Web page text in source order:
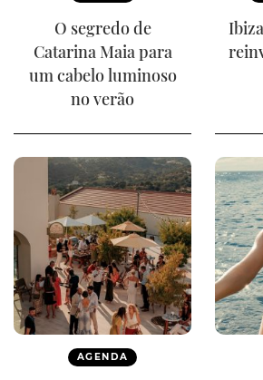
O segredo de
Catarina Maia para
um cabelo luminoso
no verão
AGENDA